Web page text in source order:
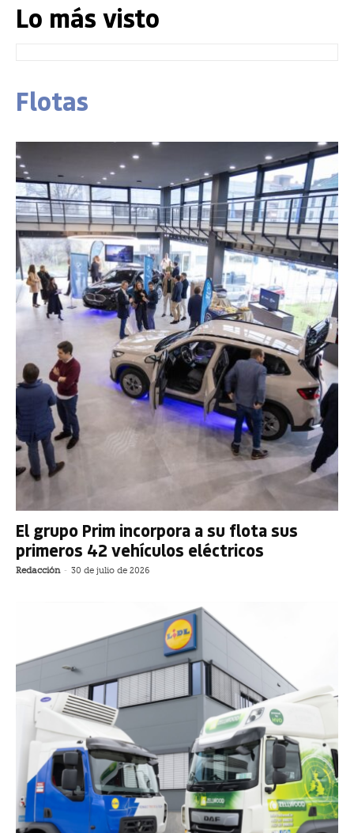
Lo más visto
Flotas
El grupo Prim incorpora a su flota sus
primeros 42 vehículos eléctricos
Redacción - 30 de julio de 2026